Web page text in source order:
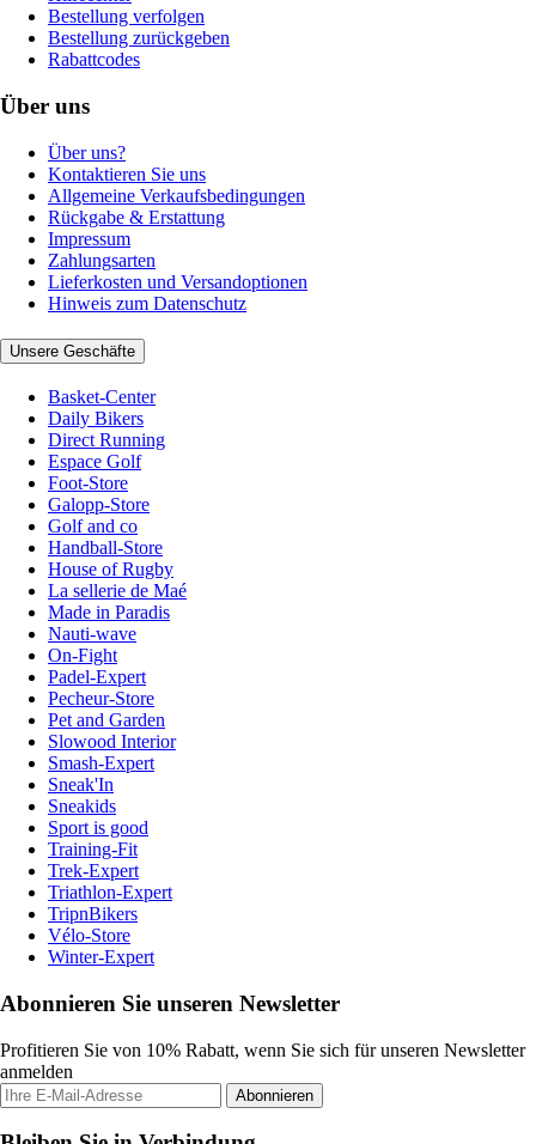
Bestellung verfolgen
Bestellung zurückgeben
Rabattcodes
Über uns
Über uns?
Kontaktieren Sie uns
Allgemeine Verkaufsbedingungen
Rückgabe & Erstattung
Impressum
Zahlungsarten
Lieferkosten und Versandoptionen
Hinweis zum Datenschutz
Unsere Geschäfte
Basket-Center
Daily Bikers
Direct Running
Espace Golf
Foot-Store
Galopp-Store
Golf and co
Handball-Store
House of Rugby
La sellerie de Maé
Made in Paradis
Nauti-wave
On-Fight
Padel-Expert
Pecheur-Store
Pet and Garden
Slowood Interior
Smash-Expert
Sneak'In
Sneakids
Sport is good
Training-Fit
Trek-Expert
Triathlon-Expert
TripnBikers
Vélo-Store
Winter-Expert
Abonnieren Sie unseren Newsletter
Profitieren Sie von 10% Rabatt, wenn Sie sich für unseren Newsletter
anmelden
Abonnieren